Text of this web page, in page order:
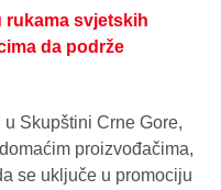
rukama svjetskih
da podrže
Skupštini Crne Gore,
proizvođačima,
se uključe u promociju